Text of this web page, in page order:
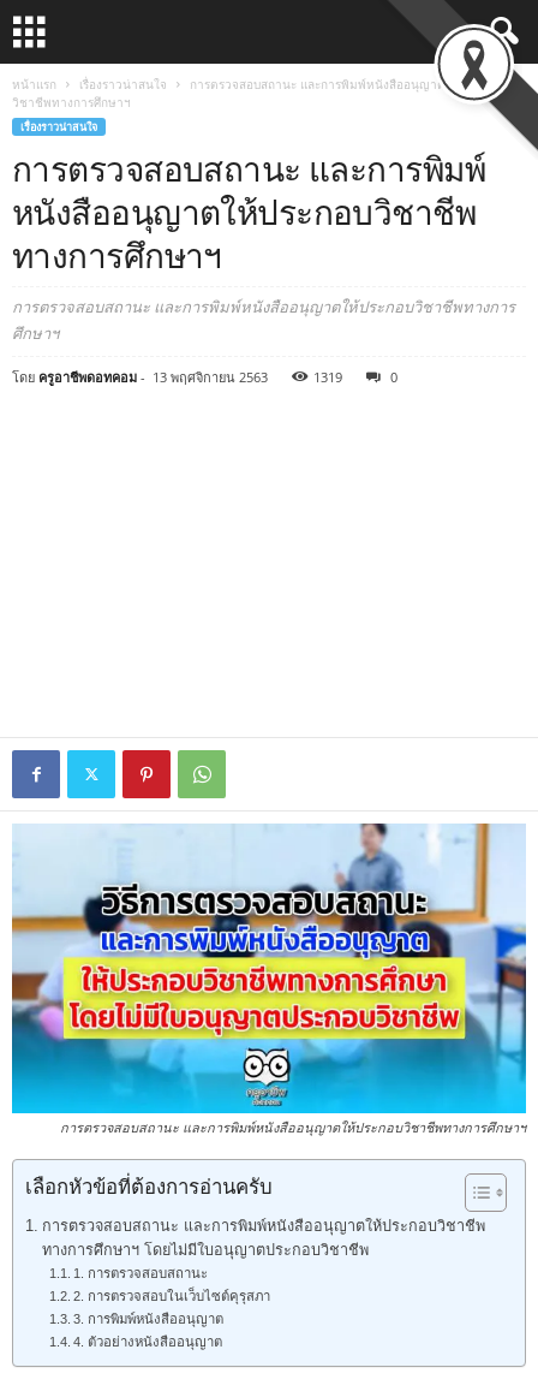
หน้าแรก เรื่องราวน่าสนใจ
การตรวจสอบสถานะ และการพิมพ์หนังสืออนุญาตให้ประกอบ
วิชาชีพทางการศึกษาฯ
เรื่องราวน่าสนใจ
การตรวจสอบสถานะ และการพิมพ์
หนังสืออนุญาตให้ประกอบวิชาชีพ
ทางการศึกษาฯ
การตรวจสอบสถานะ และการพิมพ์หนังสืออนุญาตให้ประกอบวิชาชีพทางการ
ศึกษาฯ
โดย ครูอาชีพดอทคอม - 13 พฤศจิกายน 2563 1319 0
การตรวจสอบสถานะ และการพิมพ์หนังสืออนุญาตให้ประกอบวิชาชีพทางการศึกษาฯ
เลือกหัวข้อที่ต้องการอ่านครับ
การตรวจสอบสถานะ และการพิมพ์หนังสืออนุญาตให้ประกอบวิชาชีพ
ทางการศึกษาฯ โดยไม่มีใบอนุญาตประกอบวิชาชีพ
1. การตรวจสอบสถานะ
2. การตรวจสอบในเว็บไซต์คุรุสภา
3. การพิมพ์หนังสืออนุญาต
4. ตัวอย่างหนังสืออนุญาต